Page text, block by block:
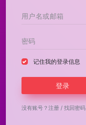
记住我的登录信息
登录
没有账号？ 注册 / 找回密码